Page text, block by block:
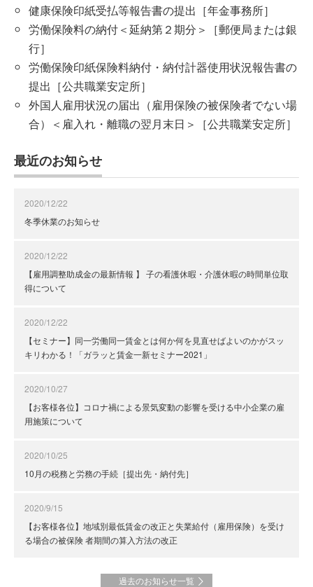
健康保険印紙受払等報告書の提出［年金事務所］
労働保険料の納付＜延納第２期分＞［郵便局または銀
行］
労働保険印紙保険料納付・納付計器使用状況報告書の
提出［公共職業安定所］
外国人雇用状況の届出（雇用保険の被保険者でない場
合）＜雇入れ・離職の翌月末日＞［公共職業安定所］
最近のお知らせ
2020/12/22
冬季休業のお知らせ
2020/12/22
【雇用調整助成金の最新情報 】 子の看護休暇・介護休暇の時間単位取
得について
2020/12/22
【セミナー】同一労働同一賃金とは何か何を見直せばよいのかがスッ
キリわかる！「ガラッと賃金一新セミナー2021」
2020/10/27
【お客様各位】コロナ禍による景気変動の影響を受ける中小企業の雇
用施策について
2020/10/25
10月の税務と労務の手続［提出先・納付先］
2020/9/15
【お客様各位】地域別最低賃金の改正と失業給付（雇用保険）を受け
る場合の被保険 者期間の算入方法の改正
過去のお知らせ一覧